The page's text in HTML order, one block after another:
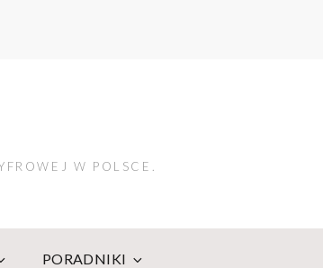
W POLSCE.
PORADNIKI